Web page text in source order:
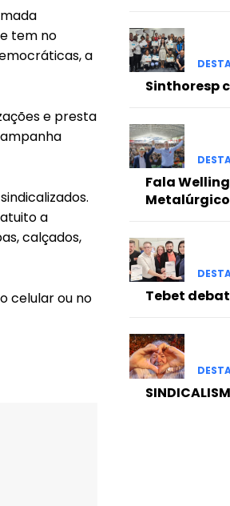
tem no
a
e presta
a
calçados,
celular ou no
Sinthoresp
Fala
Tebet